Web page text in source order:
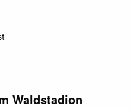
Waldstadion